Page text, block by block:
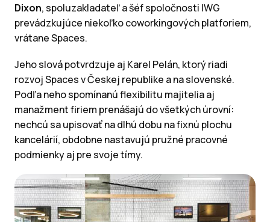
Dixon, spoluzakladateľ a šéf spoločnosti IWG
prevádzkujúce niekoľko coworkingových platforiem,
vrátane Spaces.
Jeho slová potvrdzuje aj Karel Pelán, ktorý riadi
rozvoj Spaces v Českej republike a na slovenské.
Podľa neho spomínanú flexibilitu majitelia aj
manažment firiem prenášajú do všetkých úrovní:
nechcú sa upisovať na dlhú dobu na fixnú plochu
kancelárií, obdobne nastavujú pružné pracovné
podmienky aj pre svoje tímy.